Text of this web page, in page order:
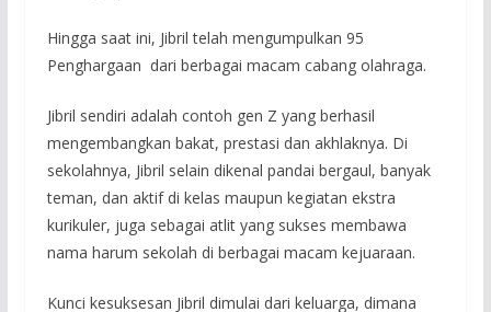
Hingga saat ini, Jibril telah mengumpulkan 95
Penghargaan dari berbagai macam cabang olahraga.
Jibril sendiri adalah contoh gen Z yang berhasil
mengembangkan bakat, prestasi dan akhlaknya. Di
sekolahnya, Jibril selain dikenal pandai bergaul, banyak
teman, dan aktif di kelas maupun kegiatan ekstra
kurikuler, juga sebagai atlit yang sukses membawa
nama harum sekolah di berbagai macam kejuaraan.
Kunci kesuksesan Jibril dimulai dari keluarga, dimana